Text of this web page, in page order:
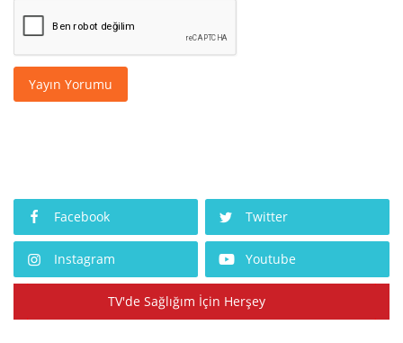
Yayın Yorumu
Facebook Twitter
Instagram Youtube
TV'de Sağlığım İçin Herşey